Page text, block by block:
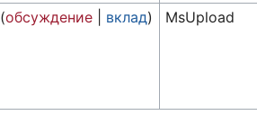
(обсуждение вклад) MsUpload